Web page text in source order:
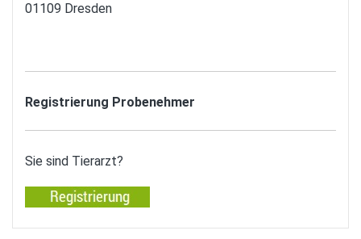
01109 Dresden
Registrierung Probenehmer
Sie sind Tierarzt?